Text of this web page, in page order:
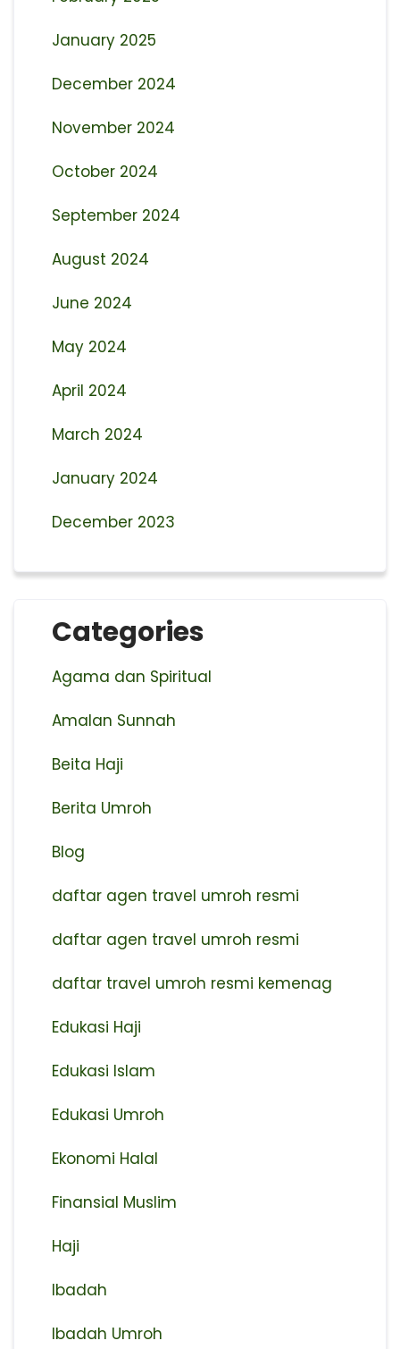
January 2025
December 2024
November 2024
October 2024
September 2024
August 2024
June 2024
May 2024
April 2024
March 2024
January 2024
December 2023
Categories
Agama dan Spiritual
Amalan Sunnah
Beita Haji
Berita Umroh
Blog
daftar agen travel umroh resmi
⁠daftar agen travel umroh resmi
daftar travel umroh resmi kemenag
Edukasi Haji
Edukasi Islam
Edukasi Umroh
Ekonomi Halal
Finansial Muslim
Haji
Ibadah
Ibadah Umroh